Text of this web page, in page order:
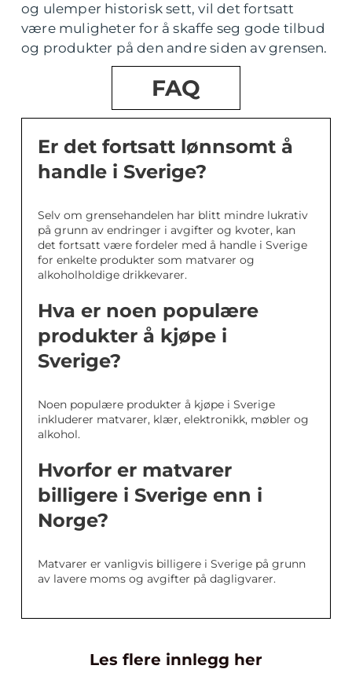
og ulemper historisk sett, vil det fortsatt
være muligheter for å skaffe seg gode tilbud
og produkter på den andre siden av grensen.
FAQ
Er det fortsatt lønnsomt å
handle i Sverige?
Selv om grensehandelen har blitt mindre lukrativ
på grunn av endringer i avgifter og kvoter, kan
det fortsatt være fordeler med å handle i Sverige
for enkelte produkter som matvarer og
alkoholholdige drikkevarer.
Hva er noen populære
produkter å kjøpe i
Sverige?
Noen populære produkter å kjøpe i Sverige
inkluderer matvarer, klær, elektronikk, møbler og
alkohol.
Hvorfor er matvarer
billigere i Sverige enn i
Norge?
Matvarer er vanligvis billigere i Sverige på grunn
av lavere moms og avgifter på dagligvarer.
Les flere innlegg her